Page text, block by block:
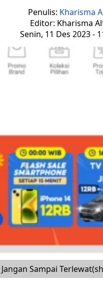
Penulis: Kharisma
Editor: Kharisma
Senin, 11 Des 2023 -
Sampai